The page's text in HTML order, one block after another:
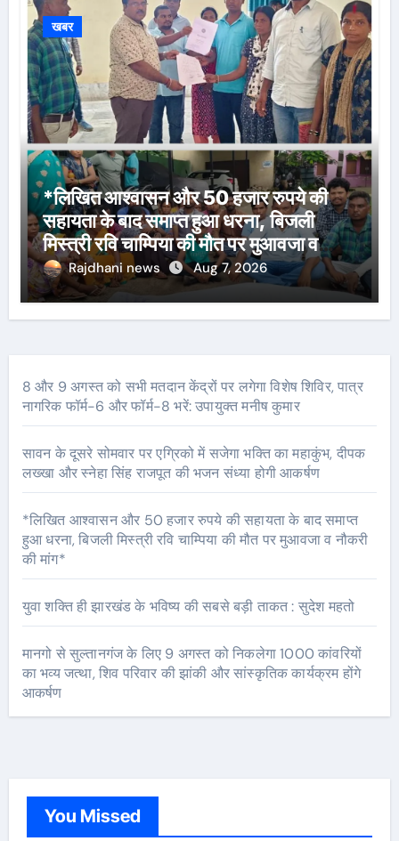
खबर
*लिखित आश्वासन और 50 हजार रुपये की
सहायता के बाद समाप्त हुआ धरना, बिजली
मिस्त्री रवि चाम्पिया की मौत पर मुआवजा व
नौकरी की मांग*
Rajdhani news Aug 7, 2026
8 और 9 अगस्त को सभी मतदान केंद्रों पर लगेगा विशेष शिविर, पात्र
नागरिक फॉर्म-6 और फॉर्म-8 भरें: उपायुक्त मनीष कुमार
सावन के दूसरे सोमवार पर एग्रिको में सजेगा भक्ति का महाकुंभ, दीपक
लख्खा और स्नेहा सिंह राजपूत की भजन संध्या होगी आकर्षण
*लिखित आश्वासन और 50 हजार रुपये की सहायता के बाद समाप्त
हुआ धरना, बिजली मिस्त्री रवि चाम्पिया की मौत पर मुआवजा व नौकरी
की मांग*
युवा शक्ति ही झारखंड के भविष्य की सबसे बड़ी ताकत : सुदेश महतो
मानगो से सुल्तानगंज के लिए 9 अगस्त को निकलेगा 1000 कांवरियों
का भव्य जत्था, शिव परिवार की झांकी और सांस्कृतिक कार्यक्रम होंगे
आकर्षण
You Missed